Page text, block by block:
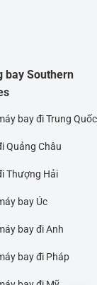
bay Southern
bay đi Trung Quốc
Quảng Châu
Thượng Hải
bay Úc
bay đi Anh
bay đi Pháp